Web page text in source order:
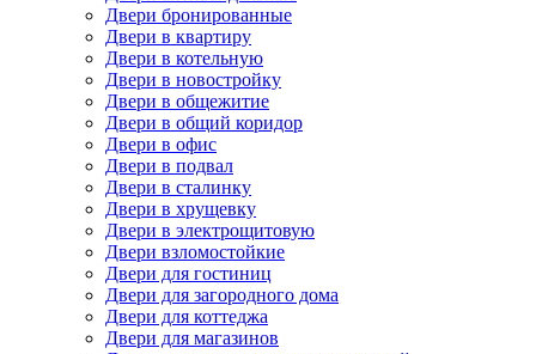
Двери бронированные
Двери в квартиру
Двери в котельную
Двери в новостройку
Двери в общежитие
Двери в общий коридор
Двери в офис
Двери в подвал
Двери в сталинку
Двери в хрущевку
Двери в электрощитовую
Двери взломостойкие
Двери для гостиниц
Двери для загородного дома
Двери для коттеджа
Двери для магазинов